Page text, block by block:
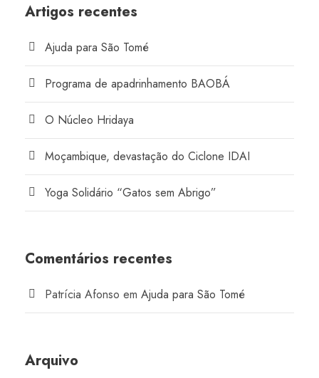
Artigos recentes
Ajuda para São Tomé
Programa de apadrinhamento BAOBÁ
O Núcleo Hridaya
Moçambique, devastação do Ciclone IDAI
Yoga Solidário “Gatos sem Abrigo”
Comentários recentes
Patrícia Afonso em Ajuda para São Tomé
Arquivo